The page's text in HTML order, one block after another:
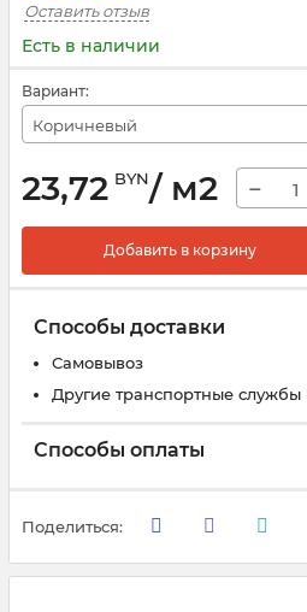
Оставить отзыв
Есть в наличии
Вариант:
Коричневый
23,72 BYN/ м2 −
Добавить в корзину
Способы доставки
Самовывоз
Другие транспортные службы
Способы оплаты
Поделиться: